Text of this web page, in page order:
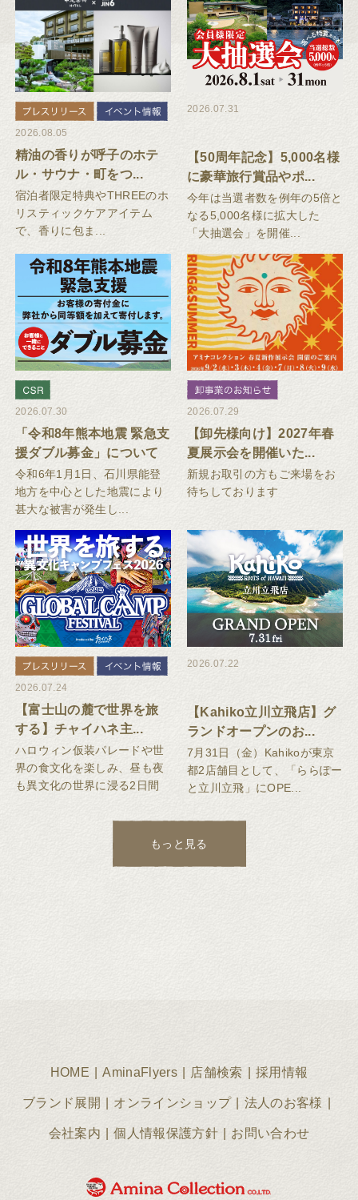
2026.08.05
精油の香りが呼子のホテ
ル・サウナ・町をつ...
宿泊者限定特典やTHREEのホ
リスティックケアアイテム
で、香りに包ま...
2026.07.31
【50周年記念】5,000名様
に豪華旅行賞品やポ...
今年は当選者数を例年の5倍と
なる5,000名様に拡大した
「大抽選会」を開催...
2026.07.30
「令和8年熊本地震 緊急支
援ダブル募金」について
令和6年1月1日、石川県能登
地方を中心とした地震により
甚大な被害が発生し...
2026.07.29
【卸先様向け】2027年春
夏展示会を開催いた...
新規お取引の方もご来場をお
待ちしております
2026.07.24
【富士山の麓で世界を旅
する】チャイハネ主...
ハロウィン仮装パレードや世
界の食文化を楽しみ、昼も夜
も異文化の世界に浸る2日間
2026.07.22
【Kahiko立川立飛店】グ
ランドオープンのお...
7月31日（金）Kahikoが東京
都2店舗目として、「ららぽー
と立川立飛」にOPE...
もっと見る
HOME AminaFlyers 店舗検索 採用情報
ブランド展開 オンラインショップ 法人のお客様
会社案内 個人情報保護方針 お問い合わせ